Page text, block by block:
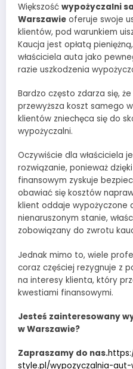
Większość wypożyczalni
Warszawie oferuje swoje
klientów, pod warunkiem
Kaucja jest opłatą
właściciela auta jako
razie uszkodzenia
Bardzo często zdarza się,
przewyższa koszt samego
klientów zniechęca się do
wypożyczalni.
Oczywiście dla właściciela
rozwiązanie, ponieważ
finansowym zyskuje
obawiać się kosztów
klient oddaje wypożyczone
nienaruszonym stanie,
zobowiązany do zwrotu
Jednak mimo to, wiele
coraz częściej rezygnuje z
na interesy klienta, który
kwestiami finansowymi.
Jesteś zainteresowany
w Warszawie?
Zapraszamy do nas.
style.pl/wypozyczalnia-aut-